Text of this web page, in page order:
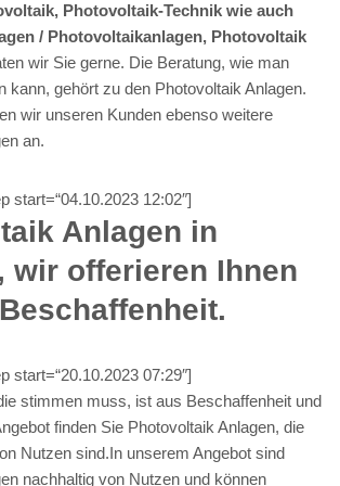
Photovoltaik-Technik wie auch
/ Photovoltaikanlagen, Photovoltaik
wir Sie gerne. Die Beratung, wie man
kann, gehört zu den Photovoltaik Anlagen.
wir unseren Kunden ebenso weitere
an.
start=“04.10.2023 12:02″]
Anlagen in
wir offerieren Ihnen
start=“20.10.2023 07:29″]
stimmen muss, ist aus Beschaffenheit und
finden Sie Photovoltaik Anlagen, die
Nutzen sind.In unserem Angebot sind
nachhaltig von Nutzen und können